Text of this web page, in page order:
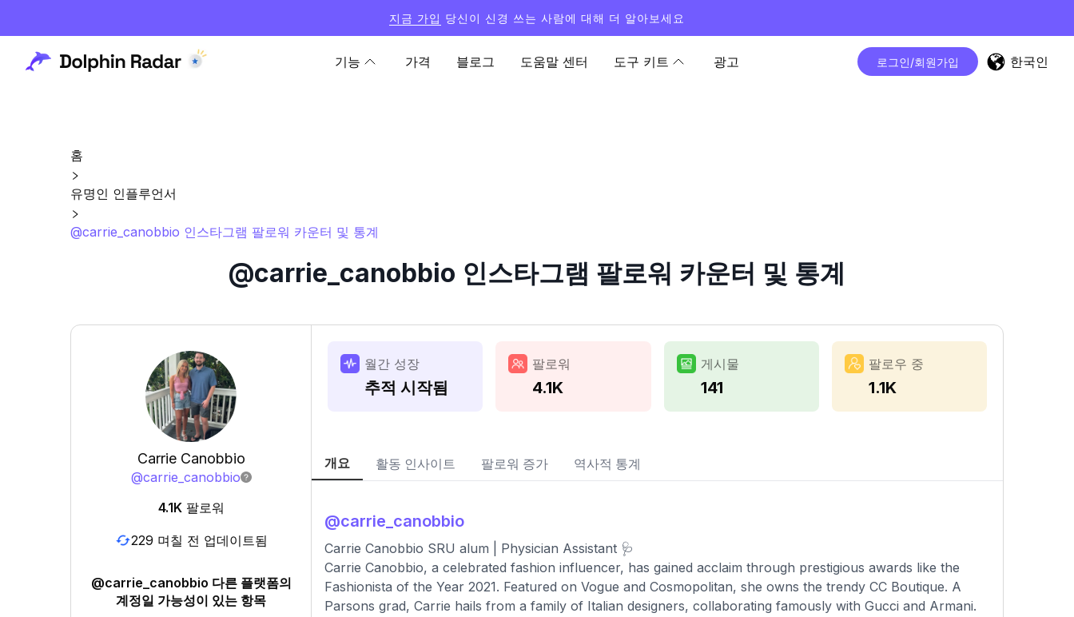
지금 가입 당신이 신경 쓰는 사람에 대해 더 알아보세요
기능 가격 블로그 도움말 센터 도구 키트 광고 로그인/회원가입 한국인
홈
유명인 인플루언서
@carrie_canobbio 인스타그램 팔로워 카운터 및 통계
@carrie_canobbio 인스타그램 팔로워 카운터 및 통계
Carrie Canobbio
@carrie_canobbio
4.1K 팔로워
229 며칠 전 업데이트됨
@carrie_canobbio 다른 플랫폼의
계정일 가능성이 있는 항목
월간 성장
추적 시작됨
팔로워
4.1K
게시물
141
팔로우 중
1.1K
개요 활동 인사이트 팔로워 증가 역사적 통계
@carrie_canobbio
Carrie Canobbio SRU alum | Physician Assistant 🩺
Carrie Canobbio, a celebrated fashion influencer, has gained acclaim through prestigious awards like the
Fashionista of the Year 2021. Featured on Vogue and Cosmopolitan, she owns the trendy CC Boutique. A
Parsons grad, Carrie hails from a family of Italian designers, collaborating famously with Gucci and Armani.